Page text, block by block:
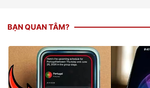
BẠN QUAN TÂM?